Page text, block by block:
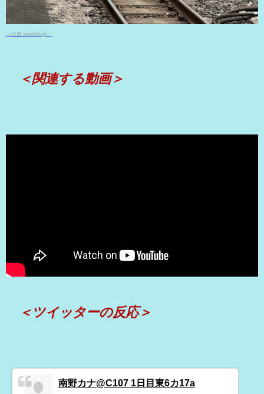
（出典 ameblo.jp）
＜関連する動画＞
＜ツイッターの反応＞
南野カナ@C107 1日目東6カ17a